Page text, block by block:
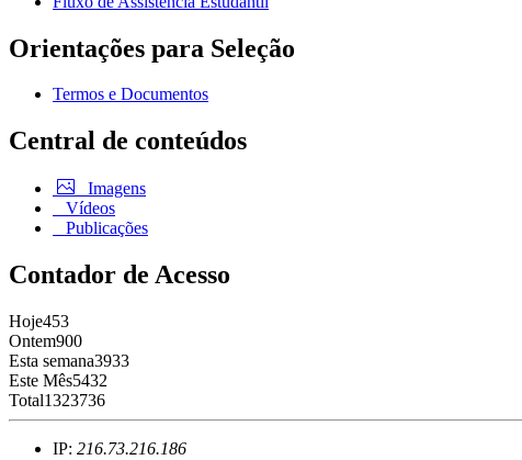
Orientações para Seleção
Termos e Documentos
Central de conteúdos
Imagens
Vídeos
Publicações
Contador de Acesso
Hoje453
Ontem900
Esta semana3933
Este Mês5432
Total1323736
IP: 216.73.216.186